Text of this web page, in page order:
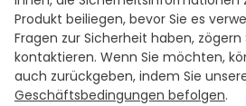
Produkt beiliegen, bevor Sie es
Fragen zur Sicherheit haben,
kontaktieren. Wenn Sie möchten,
auch zurückgeben, indem Sie
Geschäftsbedingungen befolgen.